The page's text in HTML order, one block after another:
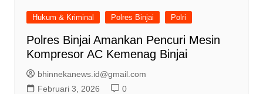
Hukum & Kriminal Polres Binjai Polri
Polres Binjai Amankan Pencuri Mesin
Kompresor AC Kemenag Binjai
bhinnekanews.id@gmail.com
Februari 3, 2026
0